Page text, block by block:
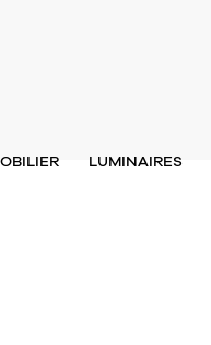
LUMINAIRES